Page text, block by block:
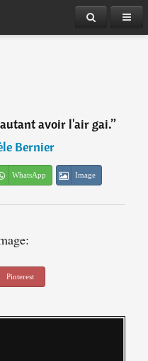
avoir l'air gai.”
Bernier
WhatsApp Image
Pinterest